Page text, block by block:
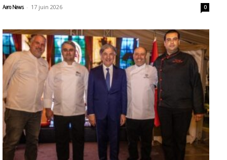
Aero News - 17 juin 2026 0